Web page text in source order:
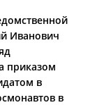
Иванович
приказом
в
в